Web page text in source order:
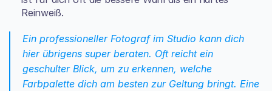
Reinweiß.
Ein professioneller Fotograf im Studio kann dich
hier übrigens super beraten. Oft reicht ein
geschulter Blick, um zu erkennen, welche
Farbpalette dich am besten zur Geltung bringt. Eine